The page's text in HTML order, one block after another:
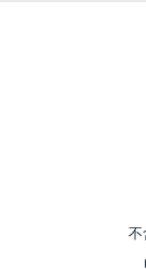
不